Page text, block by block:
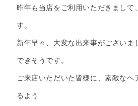
昨年も当店をご利用いただきまして
す。
新年早々、大変な出来事がございま
できそうです。
ご来店いただいた皆様に、素敵なヘ
るよう